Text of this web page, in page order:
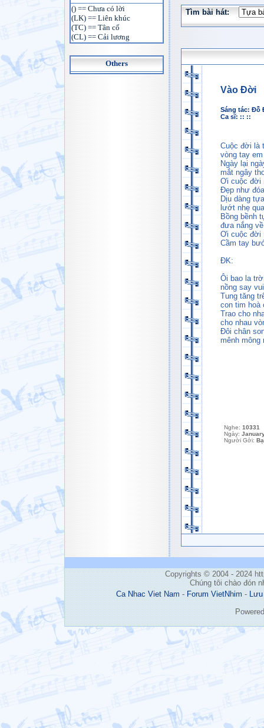
() == Chưa có lời
(LK) == Liên khúc
(TC) == Tân cổ
(CL) == Cải lương
Others
Tìm bài hát:
Vào Đời
Sáng tác: Đỗ
Ca sĩ: :: ::
Cuộc đời là
vòng tay
Ngày lại
mắt ngây
Ơi cuộc đời
Đẹp như
Dịu dàng
lướt nhẹ
Bồng bềnh
đưa nắng
Ơi cuộc đời
Cầm tay
ĐK:
Ôi bao la
nồng say
Tung tăng
con tim hoà
Trao cho
cho nhau
Đôi chân
mênh mông
Nghe: 10331
Ngày:
Người Gởi:
Copyrights © 2004 - 2024
Chúng tôi chào đón
Ca Nhac Viet Nam-Forum VietNhim-